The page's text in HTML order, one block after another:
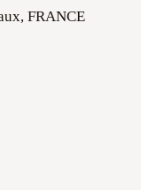
FRANCE